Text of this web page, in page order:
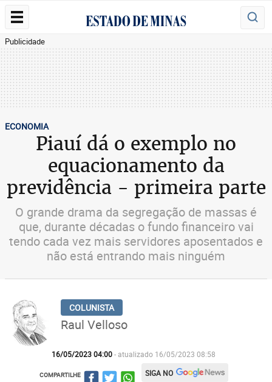
Publicidade
ECONOMIA
Piauí dá o exemplo no
equacionamento da
previdência - primeira parte
O grande drama da segregação de massas é
que, durante décadas o fundo financeiro vai
tendo cada vez mais servidores aposentados e
não está entrando mais ninguém
Raul Velloso
16/05/2023 04:00- atualizado 16/05/2023 08:58
COMPARTILHE SIGA NO